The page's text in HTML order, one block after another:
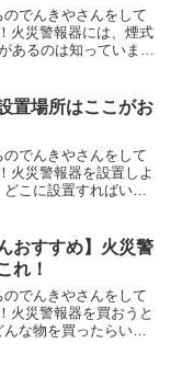
のでんきやさんをして
火災警報器には、煙式
あるのは知っています
すすめタイプについて
置場所はここがお
のでんきやさんをして
火災警報器を設置しよ
こに設置すればいい
場合があります。そこ
...
おすすめ】火災警
れ！
でんきやさんをして
火災警報器を買おうと
な物を買ったらいい